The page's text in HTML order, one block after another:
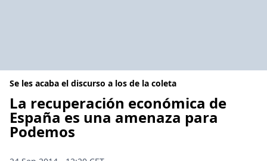
Se les acaba el discurso a los de la coleta
La recuperación económica de
España es una amenaza para
Podemos